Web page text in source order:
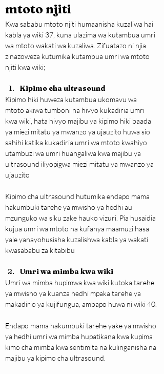
mtoto njiti
Kwa sababu mtoto njiti humaanisha kuzaliwa hai
kabla ya wiki 37, kuna ulazima wa kutambua umri
wa mtoto wakati wa kuzaliwa. Zifuatazo ni njia
zinazoweza kutumika kutambua umri wa mtoto
njiti kwa wiki;
Kipimo cha ultrasound
Kipimo hiki huweza kutambua ukomavu wa
mtoto akiwa tumboni na hivyo kukadiria umri
kwa wiki, hata hivyo majibu ya kipimo hiki baada
ya miezi mitatu ya mwanzo ya ujauzito huwa sio
sahihi katika kukadiria umri wa mtoto kwahiyo
utambuzi wa umri huangaliwa kwa majibu ya
ultrasound iliyopigwa miezi mitatu ya mwanzo ya
ujauzito
Kipimo cha ultrasound hutumika endapo mama
hakumbuki tarehe ya mwisho ya hedhi au
mzunguko wa siku zake hauko vizuri. Pia husaidia
kujua umri wa mtoto na kufanya maamuzi hasa
yale yanayohusisha kuzalishwa kabla ya wakati
kwasababu za kitabibu
Umri wa mimba kwa wiki
Umri wa mimba hupimwa kwa wiki kutoka tarehe
ya mwisho ya kuanza hedhi mpaka tarehe ya
makadirio ya kujifungua, ambapo huwa ni wiki 40.
Endapo mama hakumbuki tarehe yake ya mwisho
ya hedhi umri wa mimba hupatikana kwa kupima
kimo cha mimba kwa sentimita na kulinganisha na
majibu ya kipimo cha ultrasound.